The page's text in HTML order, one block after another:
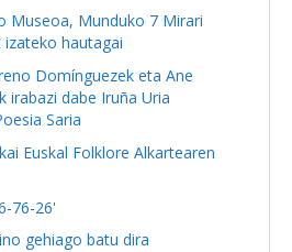
Museoa, Munduko 7 Mirari
hautagai
Domínguezek eta Ane
irabazi dabe Iruña Uria
Saria
Euskal Folklore Alkartearen
76-26'
gehiago batu dira